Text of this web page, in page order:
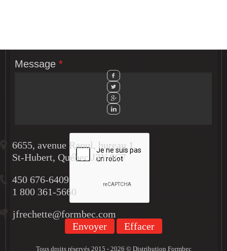
Message*
Envoyer Effacer
6655, avenue Raoul, bureau 1,
St-Hubert, Québec J3Y 6C7
450 676-6409
1 800 361-5660
jfrechette@formbec.com
Tous droits réservés 2015 - 2026 © Distribution Formbec